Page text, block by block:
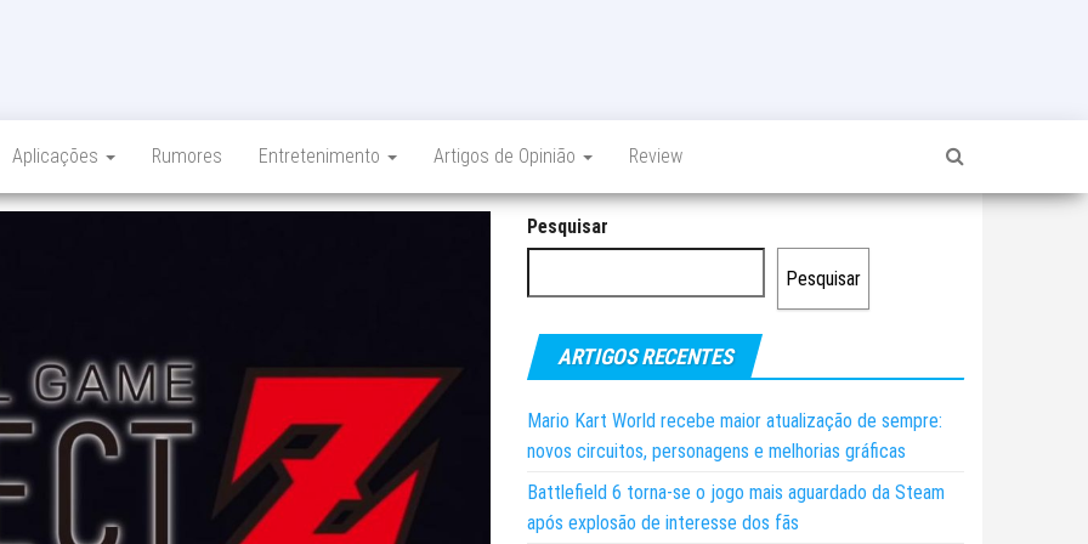
Aplicações Rumores Entretenimento Artigos de Opinião Review
Pesquisar
Pesquisar
ARTIGOS RECENTES
Mario Kart World recebe maior atualização de sempre:
novos circuitos, personagens e melhorias gráficas
Battlefield 6 torna-se o jogo mais aguardado da Steam
após explosão de interesse dos fãs